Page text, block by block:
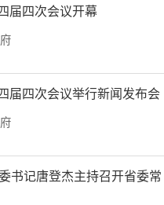
届四次会议开幕
届四次会议举行新闻发布会
书记唐登杰主持召开省委常